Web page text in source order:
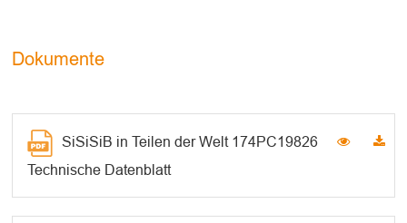
Dokumente
SiSiSiB in Teilen der Welt 174PC19826
Technische Datenblatt